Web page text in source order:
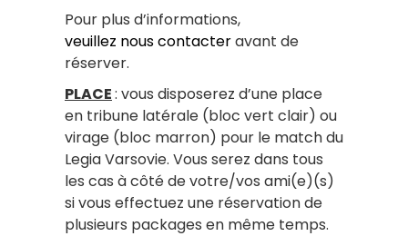
Pour plus d’informations,
veuillez nous contacteravant de
réserver.
PLACE: vous disposerez d’une place
en tribune latérale (bloc vert clair) ou
virage (bloc marron) pour le match du
Legia Varsovie. Vous serez dans tous
les cas à côté de votre/vos ami(e)(s)
si vous effectuez une réservation de
plusieurs packages en même temps.